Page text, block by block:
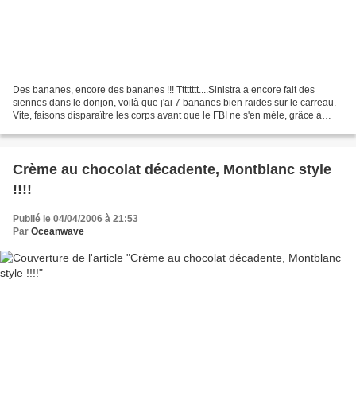
Des bananes, encore des bananes !!! Tttttttt....Sinistra a encore fait des
siennes dans le donjon, voilà que j'ai 7 bananes bien raides sur le carreau.
Vite, faisons disparaître les corps avant que le FBI ne s'en mèle, grâce à
Crème au chocolat décadente, Montblanc style
!!!!
Publié le 04/04/2006 à 21:53
Par Oceanwave